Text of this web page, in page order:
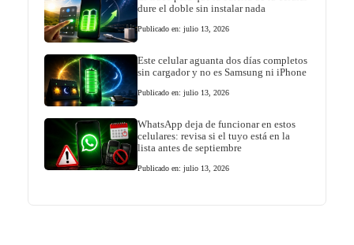
dure el doble sin instalar nada
Publicado en: julio 13, 2026
Este celular aguanta dos días completos
sin cargador y no es Samsung ni iPhone
Publicado en: julio 13, 2026
WhatsApp deja de funcionar en estos
celulares: revisa si el tuyo está en la
lista antes de septiembre
Publicado en: julio 13, 2026